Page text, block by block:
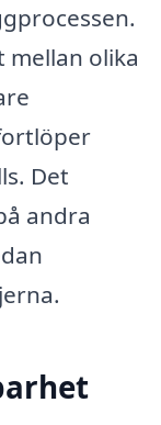
olika
Det
andra